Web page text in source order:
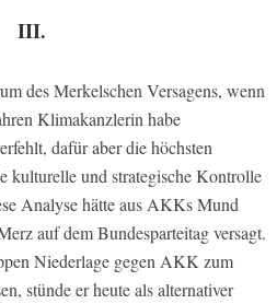
III.
des Merkelschen Versagens, wenn
Klimakanzlerin habe
dafür aber die höchsten
kulturelle und strategische Kontrolle
Analyse hätte aus AKKs Mund
auf dem Bundesparteitag versagt.
Niederlage gegen AKK zum
stünde er heute als alternativer